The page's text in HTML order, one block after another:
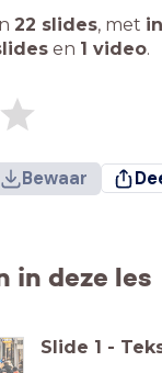
22 slides, met
en 1 video.
Bewaar
in deze les
Slide 1 -